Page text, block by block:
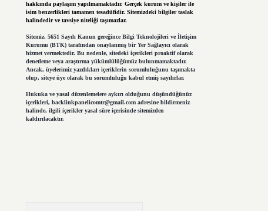
hakkında paylaşım yapılmamaktadır. Gerçek kurum ve kişiler ile
isim benzerlikleri tamamen tesadüfidir. Sitemizdeki bilgiler taslak
halindedir ve tavsiye niteliği taşımazlar.
Sitemiz, 5651 Sayılı Kanun gereğince Bilgi Teknolojileri ve İletişim
Kurumu (BTK) tarafından onaylanmış bir Yer Sağlayıcı olarak
hizmet vermektedir. Bu nedenle, sitedeki içerikleri proaktif olarak
denetleme veya araştırma yükümlülüğümüz bulunmamaktadır.
Ancak, üyelerimiz yazdıkları içeriklerin sorumluluğunu taşımakta
olup, siteye üye olarak bu sorumluluğu kabul etmiş sayılırlar.
Hukuka ve yasal düzenlemelere aykırı olduğunu düşündüğünüz
içerikleri, backlinkpanelicomtr@gmail.comadresine bildirmeniz
halinde, ilgili içerikler yasal süre içerisinde sitemizden
kaldırılacaktır.